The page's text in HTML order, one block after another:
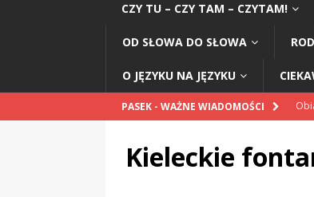
CZY TU – CZY TAM – CZYTAM!
OD SŁOWA DO SŁOWA
O JĘZYKU NA JĘZYKU
PASEK - WAŻNE WIADOMOŚCI
Kieleckie